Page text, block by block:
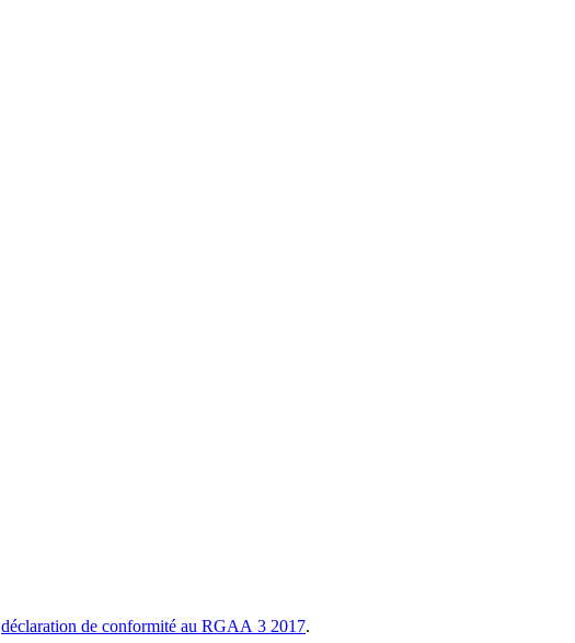
déclaration de conformité au RGAA 3 2017.